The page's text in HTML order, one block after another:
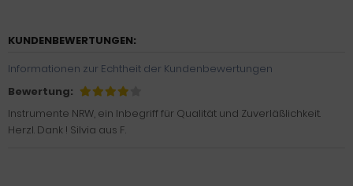
KUNDENBEWERTUNGEN:
Informationen zur Echtheit der Kundenbewertungen
Bewertung:
Instrumente NRW, ein Inbegriff für Qualität und Zuverläßlichkeit.
Herzl. Dank ! Silvia aus F.